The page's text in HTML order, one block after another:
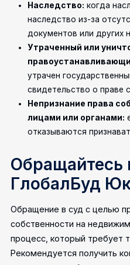
Наследство: когда
наследство из-за
документов или других
Утраченный или
утрачен
свидетельство о праве
Непризнание права
лицами или органами:
отказываются
Обращайтесь
ГлобалБуд
Обращение в суд с целью
собственности на
процесс, который требует
Рекомендуется получить